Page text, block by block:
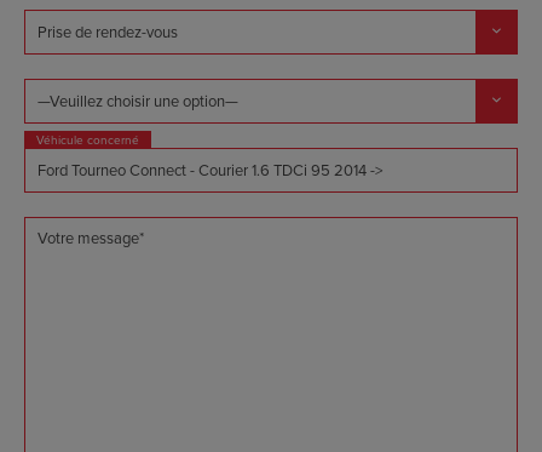
Véhicule concerné
Votre message*